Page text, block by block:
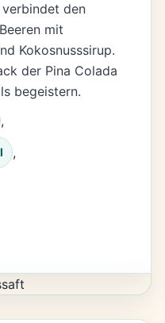
den
mit
Kokosnusssirup.
der Pina Colada
begeistern.
,
,